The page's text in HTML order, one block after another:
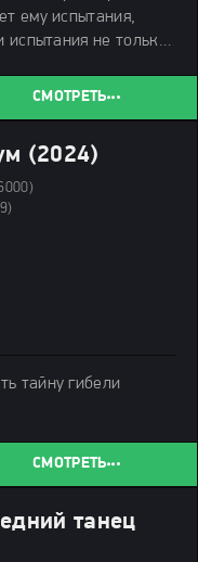
ему испытания,
испытания не только
СМОТРЕТЬ
(2024)
тайну гибели
СМОТРЕТЬ
танец